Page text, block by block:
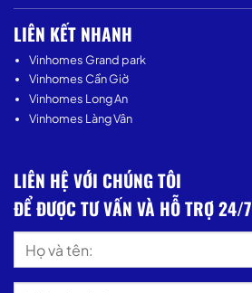
LIÊN KẾT NHANH
Vinhomes Grand park
Vinhomes Cần Giờ
Vinhomes Long An
Vinhomes Làng Vân
LIÊN HỆ VỚI CHÚNG TÔI
ĐỂ ĐƯỢC TƯ VẤN VÀ HỖ TRỢ 24/7